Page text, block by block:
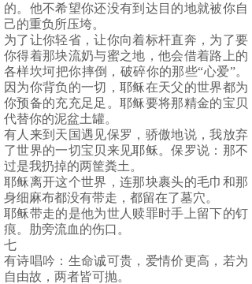
的。他不希望你还没有到达目的地就被你自
己的重负所压垮。
为了让你轻省，让你向着标杆直奔，为了要
你得着那块流奶与蜜之地，他会借着路上的
各样坎坷把你摔倒，破碎你的那些“心爱”。
因为你背负的一切，耶稣在天父的世界都为
你预备的充充足足。耶稣要将那精金的宝贝
代替你的泥盆土罐。
有人来到天国遇见保罗，骄傲地说，我放弃
了世界的一切宝贝来见耶稣。保罗说：那不
过是我扔掉的两筐粪土。
耶稣离开这个世界，连那块裹头的毛巾和那
身细麻布都没有带走，都留在了墓穴。
耶稣带走的是他为世人赎罪时手上留下的钉
痕。肋旁流血的伤口。
七
有诗唱吟：生命诚可贵，爱情价更高，若为
自由故，两者皆可抛。